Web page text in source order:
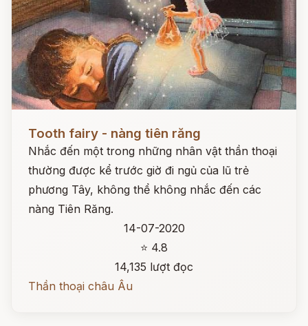
Tooth fairy - nàng tiên răng
Nhắc đến một trong những nhân vật thần thoại
thường được kể trước giờ đi ngủ của lũ trẻ
phương Tây, không thể không nhắc đến các
nàng Tiên Răng.
14-07-2020
⭐ 4.8
14,135 lượt đọc
Thần thoại châu Âu